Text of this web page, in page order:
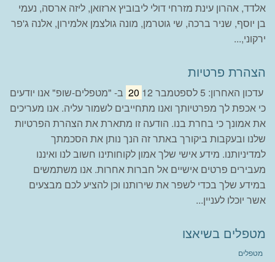
אלדד, אהרון עינת מזרחי דולי ליבוביץ ארזואן, ליזה ארסה, נעמי
בן יוסף, שניר ברכה, שי גוטרמן, מונה גולצמן אלמירון, אלנה ג'פר
ירקוני,...
הצהרת פרטיות
עדכון האחרון: 5 לספטמבר 20 12 ב- "מטפלים-שופ" אנו יודעים
כי אכפת לך מפרטיותך ואנו מתחייבים לשמור עליה. אנו מעריכים
את אמונך כי בחרת בנו. הודעה זו מתארת את הצהרת הפרטיות
שלנו ובעקבות ביקורך באתר זה הנך נותן את הסכמתך
למדיניותנו. מידע אישי שלך אמון לקוחותינו חשוב לנו ואיננו
מעבירים פרטים אישיים אל חברות אחרות. אנו משתמשים
במידע שלך בכדי לשפר את שירותנו וכן להציע לכם מבצעים
אשר יוכלו לעניין...
מטפלים בשיאצו
מטפלים